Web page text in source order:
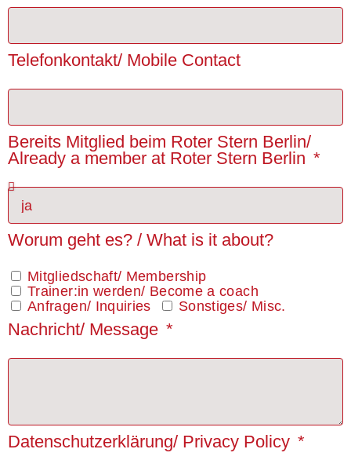
Telefonkontakt/ Mobile Contact
Bereits Mitglied beim Roter Stern Berlin/
Already a member at Roter Stern Berlin
Worum geht es? / What is it about?
Mitgliedschaft/ Membership
Trainer:in werden/ Become a coach
Anfragen/ Inquiries
Sonstiges/ Misc.
Nachricht/ Message
Datenschutzerklärung/ Privacy Policy